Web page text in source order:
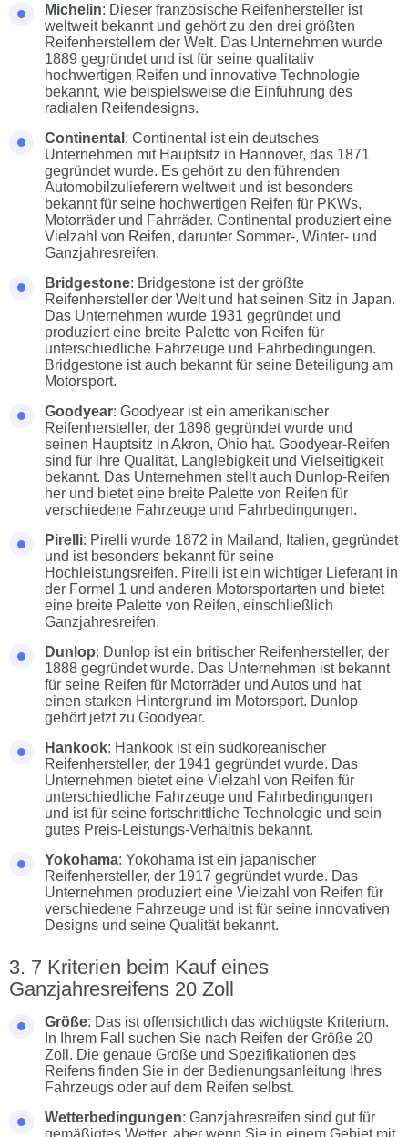
Michelin: Dieser französische Reifenhersteller ist
weltweit bekannt und gehört zu den drei größten
Reifenherstellern der Welt. Das Unternehmen wurde
1889 gegründet und ist für seine qualitativ
hochwertigen Reifen und innovative Technologie
bekannt, wie beispielsweise die Einführung des
radialen Reifendesigns.
Continental : Continental ist ein deutsches
Unternehmen mit Hauptsitz in Hannover, das 1871
gegründet wurde. Es gehört zu den führenden
Automobilzulieferern weltweit und ist besonders
bekannt für seine hochwertigen Reifen für PKWs,
Motorräder und Fahrräder. Continental produziert eine
Vielzahl von Reifen, darunter Sommer-, Winter- und
Ganzjahresreifen.
Bridgestone: Bridgestone ist der größte
Reifenhersteller der Welt und hat seinen Sitz in Japan.
Das Unternehmen wurde 1931 gegründet und
produziert eine breite Palette von Reifen für
unterschiedliche Fahrzeuge und Fahrbedingungen.
Bridgestone ist auch bekannt für seine Beteiligung am
Motorsport.
Goodyear: Goodyear ist ein amerikanischer
Reifenhersteller, der 1898 gegründet wurde und
seinen Hauptsitz in Akron, Ohio hat. Goodyear-Reifen
sind für ihre Qualität, Langlebigkeit und Vielseitigkeit
bekannt. Das Unternehmen stellt auch Dunlop-Reifen
her und bietet eine breite Palette von Reifen für
verschiedene Fahrzeuge und Fahrbedingungen.
Pirelli: Pirelli wurde 1872 in Mailand, Italien, gegründet
und ist besonders bekannt für seine
Hochleistungsreifen. Pirelli ist ein wichtiger Lieferant in
der Formel 1 und anderen Motorsportarten und bietet
eine breite Palette von Reifen, einschließlich
Ganzjahresreifen.
Dunlop: Dunlop ist ein britischer Reifenhersteller, der
1888 gegründet wurde. Das Unternehmen ist bekannt
für seine Reifen für Motorräder und Autos und hat
einen starken Hintergrund im Motorsport. Dunlop
gehört jetzt zu Goodyear.
Hankook: Hankook ist ein südkoreanischer
Reifenhersteller, der 1941 gegründet wurde. Das
Unternehmen bietet eine Vielzahl von Reifen für
unterschiedliche Fahrzeuge und Fahrbedingungen
und ist für seine fortschrittliche Technologie und sein
gutes Preis-Leistungs-Verhältnis bekannt.
Yokohama: Yokohama ist ein japanischer
Reifenhersteller, der 1917 gegründet wurde. Das
Unternehmen produziert eine Vielzahl von Reifen für
verschiedene Fahrzeuge und ist für seine innovativen
Designs und seine Qualität bekannt.
7 Kriterien beim Kauf eines
Ganzjahresreifens 20 Zoll
Größe: Das ist offensichtlich das wichtigste Kriterium.
In Ihrem Fall suchen Sie nach Reifen der Größe 20
Zoll. Die genaue Größe und Spezifikationen des
Reifens finden Sie in der Bedienungsanleitung Ihres
Fahrzeugs oder auf dem Reifen selbst.
Wetterbedingungen: Ganzjahresreifen sind gut für
gemäßigtes Wetter, aber wenn Sie in einem Gebiet mit